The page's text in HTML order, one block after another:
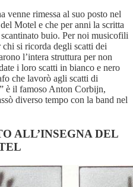
venne rimessa al suo posto nel
Motel e che per anni la scritta
buio. Per noi musicofili
chi si ricorda degli scatti dei
l’intera struttura per non
i loro scatti in bianco e nero
che lavorò agli scatti di
è il famoso Anton Corbijn,
diverso tempo con la band nel
ALL’INSEGNA DEL